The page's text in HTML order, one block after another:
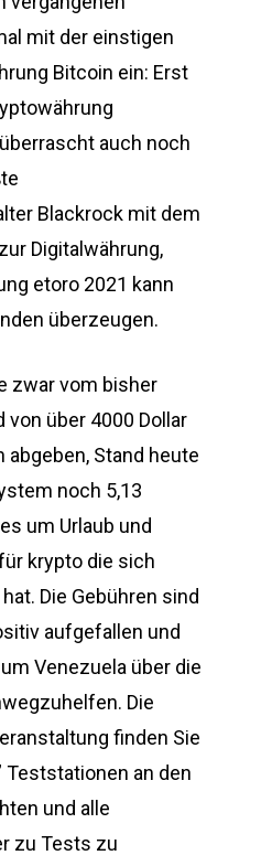
mit der einstigen
Bitcoin ein: Erst
auch noch
Blackrock mit dem
Digitalwährung,
etoro 2021 kann
überzeugen.
zwar vom bisher
von über 4000 Dollar
Stand heute
noch 5,13
um Urlaub und
krypto die sich
Die Gebühren sind
aufgefallen und
Venezuela über die
Die
finden Sie
Teststationen an den
und alle
zu Tests zu